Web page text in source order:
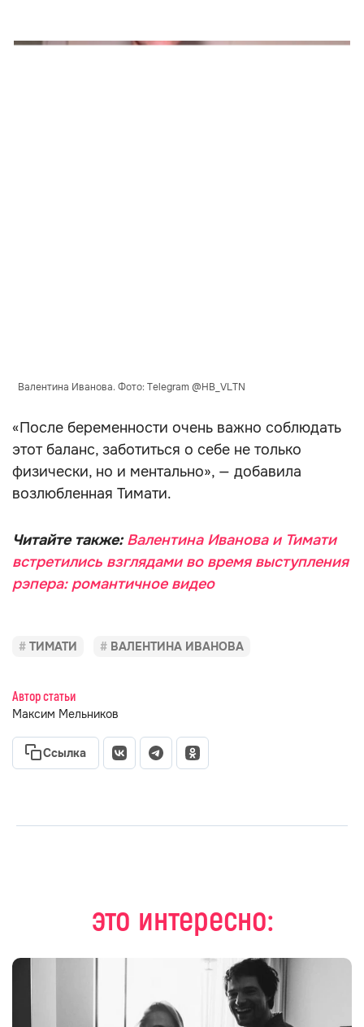
Валентина Иванова. Фото: Telegram @HB_VLTN
«После беременности очень важно соблюдать
этот баланс, заботиться о себе не только
физически, но и ментально», — добавила
возлюбленная Тимати.
Читайте также: Валентина Иванова и Тимати
встретились взглядами во время выступления
рэпера: романтичное видео
ТИМАТИ ВАЛЕНТИНА ИВАНОВА
Автор статьи
Максим Мельников
Ссылка
это интересно: